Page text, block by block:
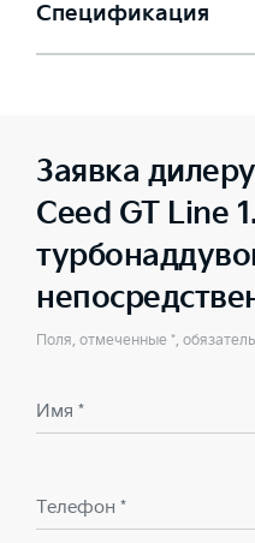
Спецификация
Заявка
Ceed GT Line
Поля, отмеченные *,
Имя *
Телефон *